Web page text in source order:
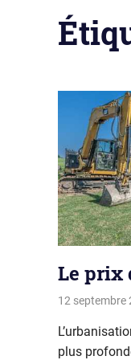
Le prix
12 septembre
plus